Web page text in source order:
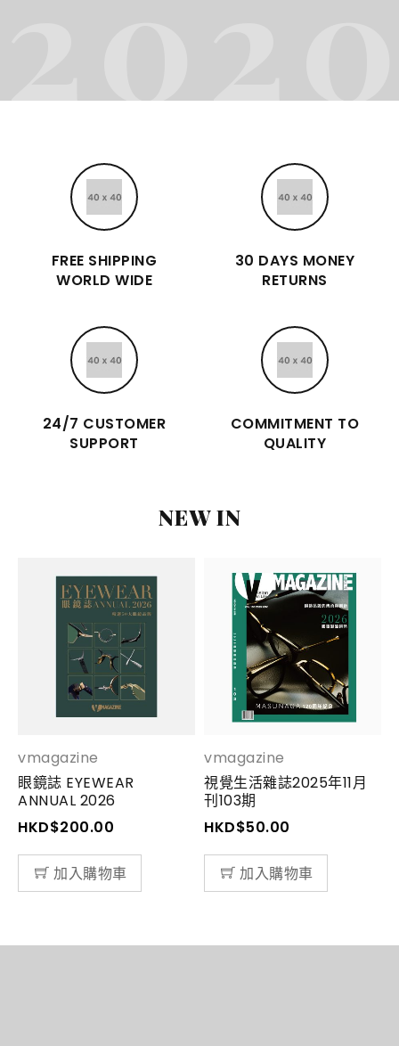
FREE SHIPPING
WORLD WIDE
30 DAYS MONEY
RETURNS
24/7 CUSTOMER
SUPPORT
COMMITMENT TO
QUALITY
NEW IN
vmagazine
眼鏡誌 EYEWEAR
ANNUAL 2026
HKD$200.00
加入購物車
vmagazine
視覺生活雜誌2025年11月
刊103期
HKD$50.00
加入購物車